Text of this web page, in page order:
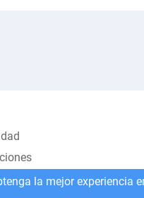
la mejor experiencia